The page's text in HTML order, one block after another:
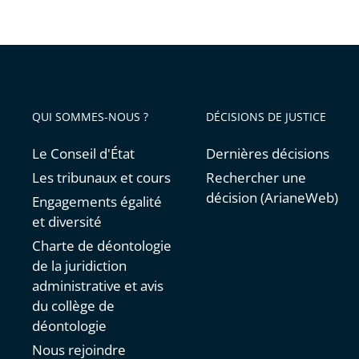
QUI SOMMES-NOUS ?
Le Conseil d'État
Les tribunaux et cours
Engagements égalité
et diversité
Charte de déontologie
de la juridiction
administrative et avis
du collège de
déontologie
Nous rejoindre
DÉCISIONS DE JUSTICE
Dernières décisions
Rechercher une
décision (ArianeWeb)